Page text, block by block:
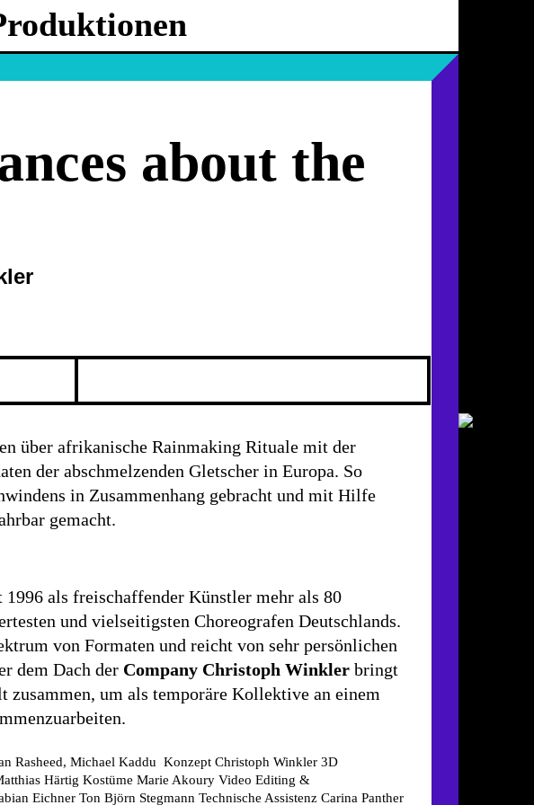
about the
über afrikanische Rainmaking Rituale mit der
der abschmelzenden Gletscher in Europa. So
in Zusammenhang gebracht und mit Hilfe
gemacht.
1996 als freischaffender Künstler mehr als 80
und vielseitigsten Choreografen Deutschlands.
von Formaten und reicht von sehr persönlichen
dem Dach der Company Christoph Winkler bringt
zusammen, um als temporäre Kollektive an einem
Rasheed, Michael KadduKonzept Christoph Winkler3D
HärtigKostüme Marie AkouryVideo Editing &
EichnerTon Björn StegmannTechnische Assistenz Carina Panther